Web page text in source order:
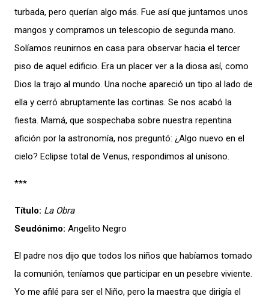
turbada, pero querían algo más. Fue así que juntamos unos
mangos y compramos un telescopio de segunda mano.
Solíamos reunirnos en casa para observar hacia el tercer
piso de aquel edificio. Era un placer ver a la diosa así, como
Dios la trajo al mundo. Una noche apareció un tipo al lado de
ella y cerró abruptamente las cortinas. Se nos acabó la
fiesta. Mamá, que sospechaba sobre nuestra repentina
afición por la astronomía, nos preguntó: ¿Algo nuevo en el
cielo? Eclipse total de Venus, respondimos al unísono.
***
Título: La Obra
Seudónimo: Angelito Negro
El padre nos dijo que todos los niños que habíamos tomado
la comunión, teníamos que participar en un pesebre viviente.
Yo me afilé para ser el Niño, pero la maestra que dirigía el